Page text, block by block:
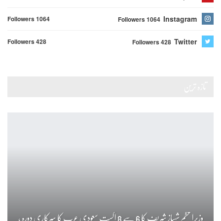
Instagram
Followers 1064
Followers 1064
Twitter
Followers 428
Followers 428
وزیراعظم شہباز شریف کا 6 سے 8 اگست سعودی عرب کا سرکاری دورہ ،